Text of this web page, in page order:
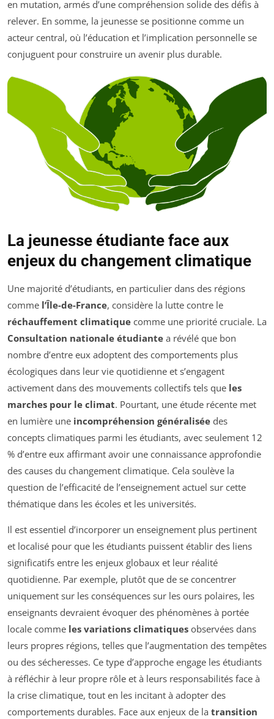
en mutation, armés d’une compréhension solide des défis à
relever. En somme, la jeunesse se positionne comme un
acteur central, où l’éducation et l’implication personnelle se
conjuguent pour construire un avenir plus durable.
La jeunesse étudiante face aux
enjeux du changement climatique
Une majorité d’étudiants, en particulier dans des régions
comme l’Île-de-France, considère la lutte contre le
réchauffement climatique comme une priorité cruciale. La
Consultation nationale étudiante a révélé que bon
nombre d’entre eux adoptent des comportements plus
écologiques dans leur vie quotidienne et s’engagent
activement dans des mouvements collectifs tels que les
marches pour le climat. Pourtant, une étude récente met
en lumière une incompréhension généralisée des
concepts climatiques parmi les étudiants, avec seulement 12
% d’entre eux affirmant avoir une connaissance approfondie
des causes du changement climatique. Cela soulève la
question de l’efficacité de l’enseignement actuel sur cette
thématique dans les écoles et les universités.
Il est essentiel d’incorporer un enseignement plus pertinent
et localisé pour que les étudiants puissent établir des liens
significatifs entre les enjeux globaux et leur réalité
quotidienne. Par exemple, plutôt que de se concentrer
uniquement sur les conséquences sur les ours polaires, les
enseignants devraient évoquer des phénomènes à portée
locale comme les variations climatiques observées dans
leurs propres régions, telles que l’augmentation des tempêtes
ou des sécheresses. Ce type d’approche engage les étudiants
à réfléchir à leur propre rôle et à leurs responsabilités face à
la crise climatique, tout en les incitant à adopter des
comportements durables. Face aux enjeux de la transition